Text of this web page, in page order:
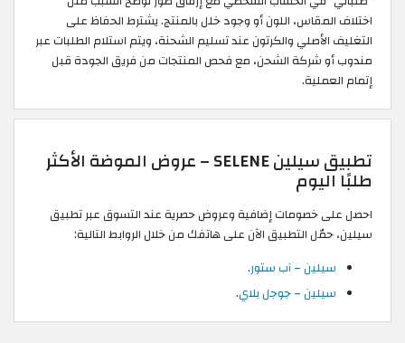
اختلاف المقاس، اللون أو وجود خلل بالمنتج. يشترط الحفاظ على
التغليف الأصلي والكرتون عند تسليم الشحنة، ويتم استلام الطلبات عبر
مندوب أو شركة الشحن، مع فحص المنتجات من فريق الجودة قبل
إتمام العملية.
تطبيق سيلين SELENE – عروض الموضة الأكثر
طلبًا اليوم
احصل على خصومات إضافية وعروض حصرية عند التسوق عبر تطبيق
سيلين، حمّل التطبيق الآن على هاتفك من خلال الروابط التالية:
سيلين – آب ستور.
سيلين – جوجل بلاي.